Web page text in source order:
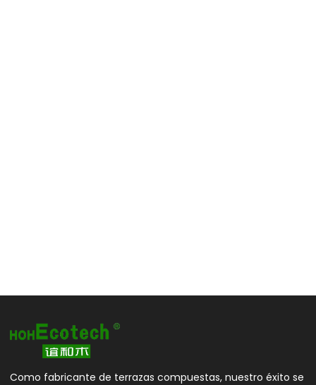
Como fabricante de terrazas compuestas, nuestro éxito se